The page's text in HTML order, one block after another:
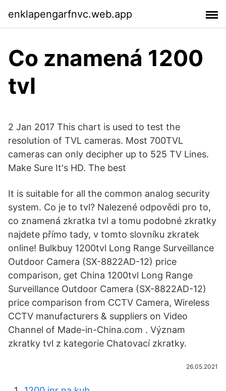
enklapengarfnvc.web.app
Co znamená 1200
tvl
2 Jan 2017 This chart is used to test the
resolution of TVL cameras. Most 700TVL
cameras can only decipher up to 525 TV Lines.
Make Sure It's HD. The best
It is suitable for all the common analog security
system. Co je to tvl? Nalezené odpovědi pro to,
co znamená zkratka tvl a tomu podobné zkratky
najdete přímo tady, v tomto slovníku zkratek
online! Bulkbuy 1200tvl Long Range Surveillance
Outdoor Camera (SX-8822AD-12) price
comparison, get China 1200tvl Long Range
Surveillance Outdoor Camera (SX-8822AD-12)
price comparison from CCTV Camera, Wireless
CCTV manufacturers & suppliers on Video
Channel of Made-in-China.com . Význam
zkratky tvl z kategorie Chatovací zkratky.
26.05.2021